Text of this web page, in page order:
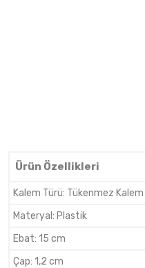
Ürün Özellikleri
Kalem Türü: Tükenmez Kalem
Materyal : Plastik
Ebat: 15 cm
Çap: 1,2 cm